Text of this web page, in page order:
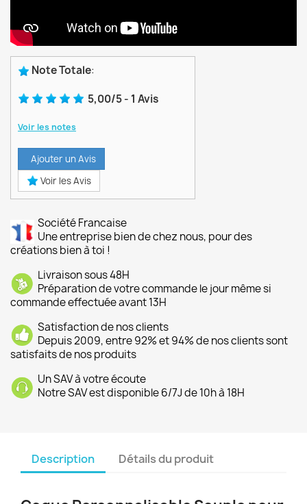
Note Totale:
5,00/5- 1 Avis
Voir les notes
Ajouter un Avis
Voir les Avis
Société Francaise
Une entreprise bien de chez nous, pour des
créations bien à toi !
Livraison sous 48H
Préparation de votre commande le jour même si
commande effectuée avant 13H
Satisfaction de nos clients
Depuis 2009, entre 92% et 94% de nos clients sont
satisfaits de nos produits
Un SAV à votre écoute
Notre SAV est disponible 6/7J de 10h à 18H
Description Détails du produit